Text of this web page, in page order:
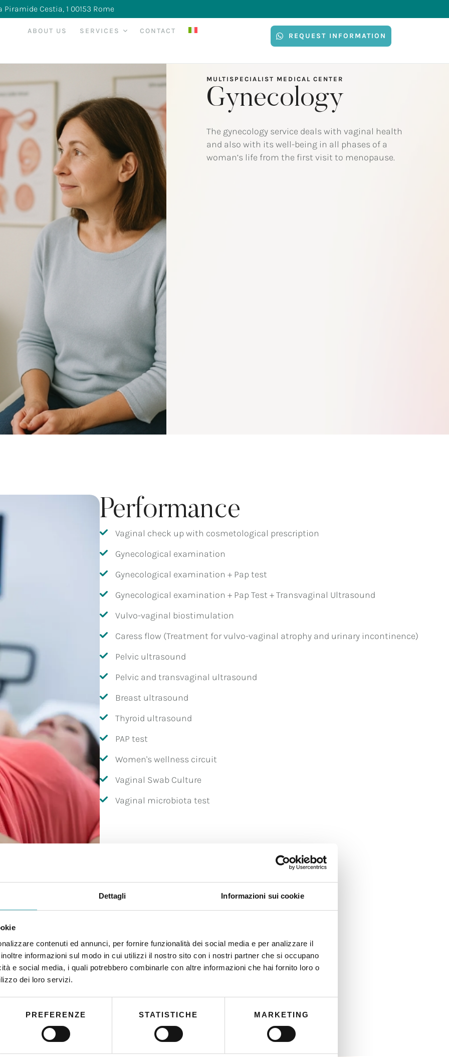
Dettagli Informazioni sui cookie
contenuti ed annunci, per fornire funzionalità dei social media e per analizzare il
informazioni sul modo in cui utilizzi il nostro sito con i nostri partner che si occupano
e social media, i quali potrebbero combinarle con altre informazioni che hai fornito loro o
dei loro servizi.
PREFERENZE STATISTICHE MARKETING
Piramide Cestia, 1 00153 Rome
ABOUT US SERVICES CONTACT
REQUEST INFORMATION
MULTISPECIALIST MEDICAL CENTER
Gynecology
The gynecology service deals with vaginal health
and also with its well-being in all phases of a
woman’s life from the first visit to menopause.
Performance
Vaginal check up with cosmetological prescription
Gynecological examination
Gynecological examination + Pap test
Gynecological examination + Pap Test + Transvaginal Ultrasound
Vulvo-vaginal biostimulation
Caress flow (Treatment for vulvo-vaginal atrophy and urinary incontinence)
Pelvic ultrasound
Pelvic and transvaginal ultrasound
Breast ultrasound
Thyroid ultrasound
PAP test
Women's wellness circuit
Vaginal Swab Culture
Vaginal microbiota test
Other services